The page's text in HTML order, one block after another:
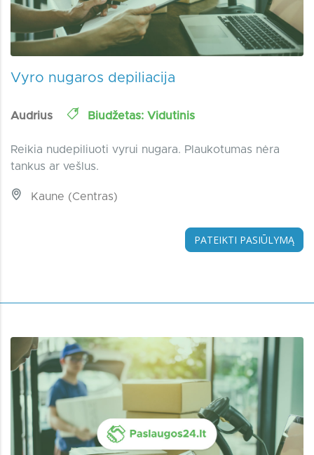
Vyro nugaros depiliacija
Audrius Biudžetas: Vidutinis
Reikia nudepiliuoti vyrui nugara. Plaukotumas nėra
tankus ar vešlus.
Kaune (Centras)
PATEIKTI PASIŪLYMĄ